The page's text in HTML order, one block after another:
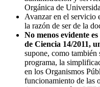
Orgánica de
Avanzar en el servicio
la razón de ser de la
No menos evidente
de Ciencia 14/2011,
supone, como también
programa, la
en los Organismos
funcionamiento de las